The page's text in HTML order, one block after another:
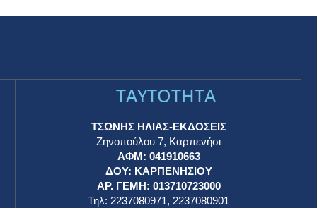
TAYTOTHTA
ΤΣΩΝΗΣ ΗΛΙΑΣ-ΕΚΔΟΣΕΙΣ
Ζηνοπούλου 7, Καρπενήσι
ΑΦΜ: 041910663
ΔΟΥ: ΚΑΡΠΕΝΗΣΙΟΥ
ΑΡ. ΓΕΜΗ: 013710723000
Τηλ: 2237080971, 2237080901